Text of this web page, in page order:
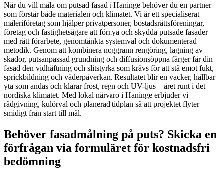
När du vill måla om putsad fasad i Haninge behöver du en partner
som förstår både materialen och klimatet. Vi är ett specialiserat
måleriföretag som hjälper privatpersoner, bostadsrättsföreningar,
företag och fastighetsägare att förnya och skydda putsade fasader
med rätt förarbete, genomtänkta systemval och dokumenterad
metodik. Genom att kombinera noggrann rengöring, lagning av
skador, putsanpassad grundning och diffusionsöppna färger får din
fasad den vidhäftning och slitstyrka som krävs för att stå emot fukt,
sprickbildning och väderpåverkan. Resultatet blir en vacker, hållbar
yta som andas och klarar frost, regn och UV-ljus – året runt i det
nordiska klimatet. Med lokal närvaro i Haninge erbjuder vi
rådgivning, kulörval och planerad tidplan så att projektet flyter
smidigt från start till mål.
Behöver fasadmålning på puts? Skicka en
förfrågan via formuläret för kostnadsfri
bedömning